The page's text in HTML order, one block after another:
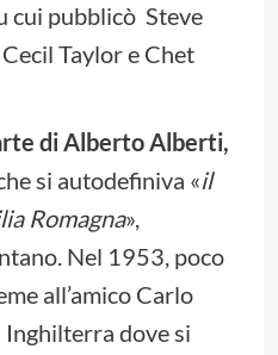
cui pubblicò Steve
Taylor e Chet
di Alberto Alberti,
si autodefiniva «il
Romagna»,
Nel 1953, poco
all’amico Carlo
dove si